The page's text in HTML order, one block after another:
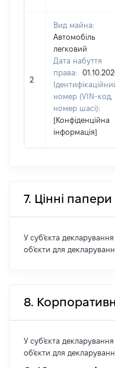
2
Вид майна:
Автомобіль
легковий
Дата набуття
права:
номер (VIN-код,
номер шасі):
[Конфіденційна
інформація]
7. Цінні папери
У суб'єкта декларування
об'єкти для
8.
У суб'єкта декларування
об'єкти для